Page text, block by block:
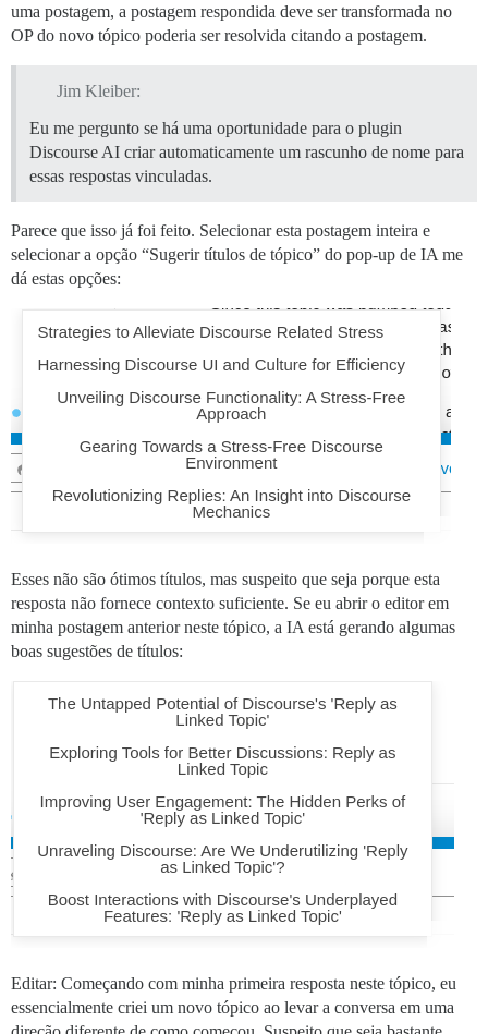
uma postagem, a postagem respondida deve ser transformada no
OP do novo tópico poderia ser resolvida citando a postagem.
Jim Kleiber:
Eu me pergunto se há uma oportunidade para o plugin
Discourse AI criar automaticamente um rascunho de nome para
essas respostas vinculadas.
Parece que isso já foi feito. Selecionar esta postagem inteira e
selecionar a opção “Sugerir títulos de tópico” do pop-up de IA me
dá estas opções:
Esses não são ótimos títulos, mas suspeito que seja porque esta
resposta não fornece contexto suficiente. Se eu abrir o editor em
minha postagem anterior neste tópico, a IA está gerando algumas
boas sugestões de títulos:
Editar: Começando com minha primeira resposta neste tópico, eu
essencialmente criei um novo tópico ao levar a conversa em uma